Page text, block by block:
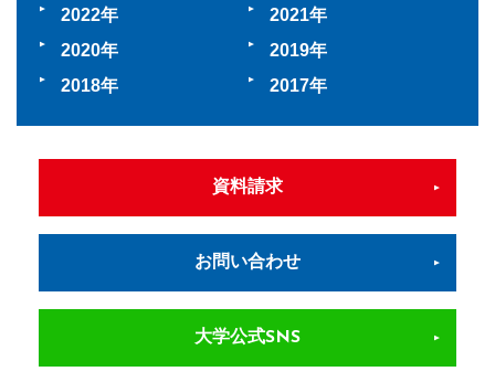
2022
2021
2020
2019
2018
2017
資料請求
お問い合わせ
大学公式SNS